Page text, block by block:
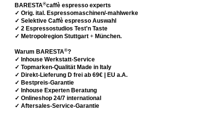
BARESTA®caffè espresso experts
✓ Orig. ital. Espressomaschinen/-mahlwerke
✓ Selektive Caffè espresso Auswahl
✓ 2 Espressostudios Test'n Taste
✓ Metropolregion Stuttgart + München.
Warum BARESTA®?
✓ Inhouse Werkstatt-Service
✓ Topmarken-Qualität Made in Italy
✓ Direkt-Lieferung D frei ab 69€ | EU a.A.
✓ Bestpreis-Garantie
✓ Inhouse Experten Beratung
✓ Onlineshop 24/7 international
✓ Aftersales-Service-Garantie